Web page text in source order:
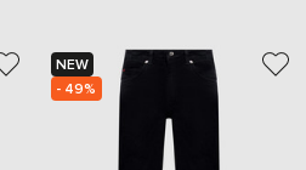
NEW
- 49%